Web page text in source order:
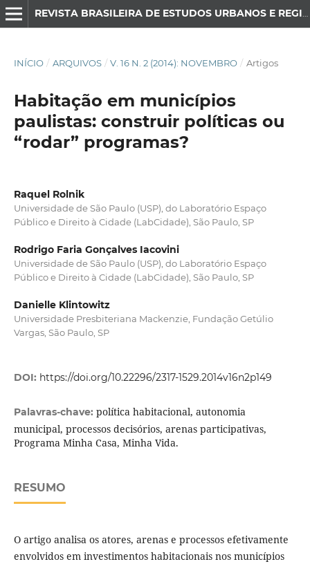
INÍCIO / ARQUIVOS / V. 16 N. 2 (2014): NOVEMBRO / Artigos
Habitação em municípios
paulistas: construir políticas ou
“rodar” programas?
Raquel Rolnik
Universidade de São Paulo (USP), do Laboratório Espaço
Público e Direito à Cidade (LabCidade), São Paulo, SP
Rodrigo Faria Gonçalves Iacovini
Universidade de São Paulo (USP), do Laboratório Espaço
Público e Direito à Cidade (LabCidade), São Paulo, SP
Danielle Klintowitz
Universidade Presbiteriana Mackenzie, Fundação Getúlio
Vargas, São Paulo, SP
DOI: https://doi.org/10.22296/2317-1529.2014v16n2p149
Palavras-chave: política habitacional, autonomia
municipal, processos decisórios, arenas participativas,
Programa Minha Casa, Minha Vida.
RESUMO
O artigo analisa os atores, arenas e processos efetivamente
envolvidos em investimentos habitacionais nos municípios